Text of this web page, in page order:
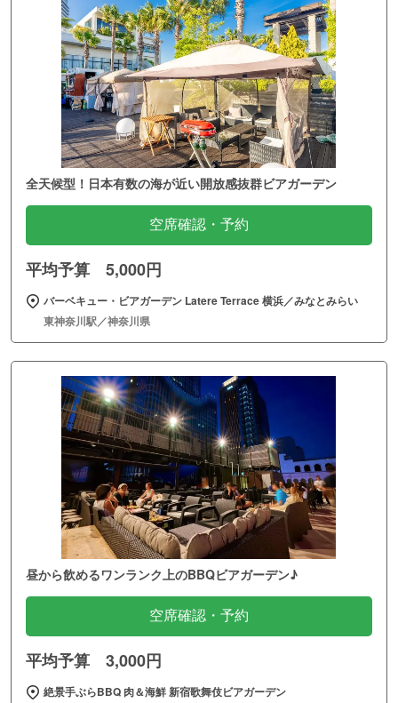
全天候型！日本有数の海が近い開放感抜群ビアガーデン
空席確認・予約
平均予算 5,000円
バーベキュー・ビアガーデン Latere Terrace 横浜／みなとみらい
東神奈川駅／神奈川県
昼から飲めるワンランク上のBBQビアガーデン♪
空席確認・予約
平均予算 3,000円
絶景手ぶらBBQ 肉＆海鮮 新宿歌舞伎ビアガーデン